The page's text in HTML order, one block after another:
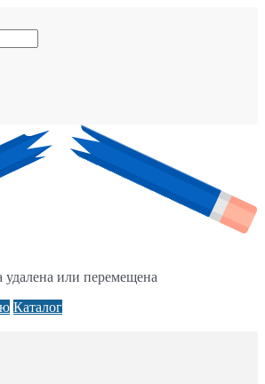
или перемещена
Каталог